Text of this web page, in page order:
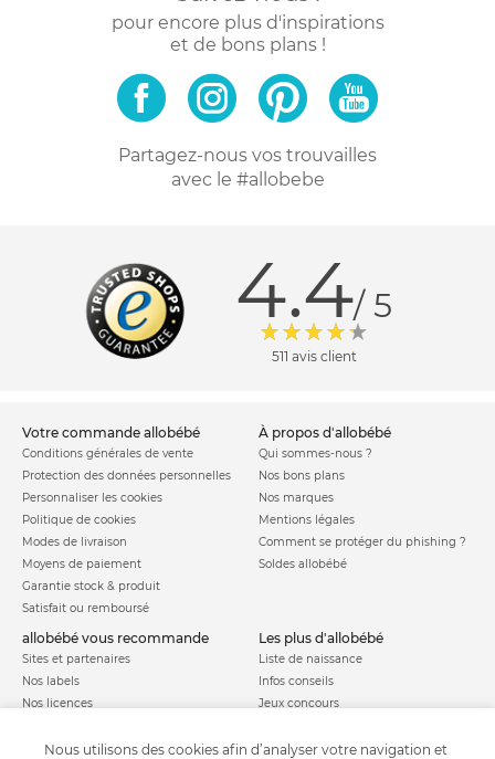
pour encore plus d'inspirations
et de bons plans !
Partagez-nous vos trouvailles
avec le #allobebe
4.4/ 5
511 avis client
votre commande allobébé
Conditions générales de vente
Protection des données personnelles
Personnaliser les cookies
Politique de cookies
Modes de livraison
Moyens de paiement
Garantie stock & produit
Satisfait ou remboursé
à propos d'allobébé
Qui sommes-nous ?
Nos bons plans
Nos marques
Mentions légales
Comment se protéger du phishing ?
Soldes allobébé
allobébé vous recommande
Sites et partenaires
Nos labels
Nos licences
les plus d'allobébé
Liste de naissance
Infos conseils
Jeux concours
Parrainage
Nous utilisons des cookies afin d’analyser votre navigation et